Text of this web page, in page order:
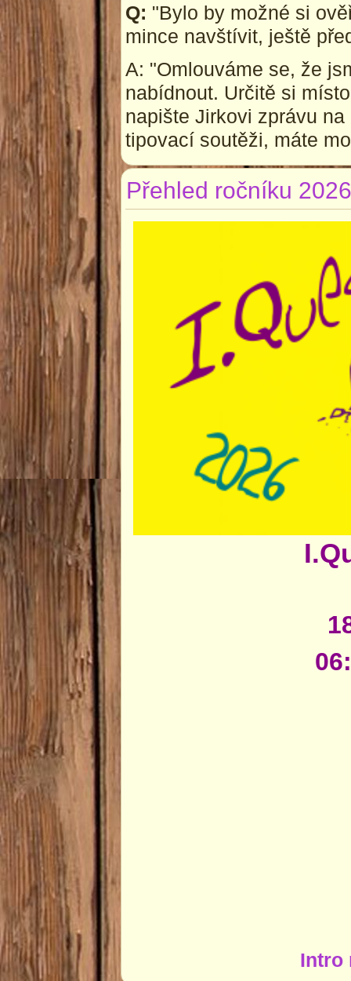
Q: "Bylo by možné si
mince navštívit, ještě
A: "Omlouváme se, že
nabídnout. Určitě si
napište Jirkovi zprávu
tipovací soutěži, máte
Přehled ročníku 2026
Intro